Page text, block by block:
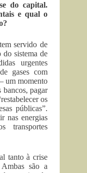
do capital.
e qual o
servido de
do sistema de
urgentes
gases com
um momento
bancos, pagar
os
públicas”.
nas energias
transportes
tanto à crise
são a